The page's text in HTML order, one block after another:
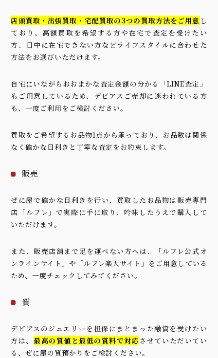
店頭買取・出張買取・宅配買取の3つの買取方法をご用意 し
ており、高額買取を希望する方や在宅で査定を受けたい
方、日中に在宅できない方などライフスタイルに合わせた
方法をお選びいただけます。
自宅にいながらおおまかな査定金額の分かる「LINE査定」
もご用意しているため、デビアスご売却に迷われている方
も、一度ご利用をご検討ください。
買取をご希望するお品物1点から承っており、お品数は関係
なく確かな目利きと丁寧な査定をお約束します。
販売
ぜに屋で確かな目利きを行い、買取したお品物は販売専門
店「ルフレ」で実際に手に取り、吟味したうえで購入して
いただけます。
また、販売店舗まで足を運べない方へは、「ルフレ公式オ
ンラインサイト 」や「ルフレ楽天サイト 」をご用意している
ため、一度チェックしてみてください。
質
デビアスのジュエリーを担保にまとまった融資を受けたい
方は、 最高の質値と最低の質料で対応 させていただいてい
る、ぜに屋の質預かりをご検討ください。